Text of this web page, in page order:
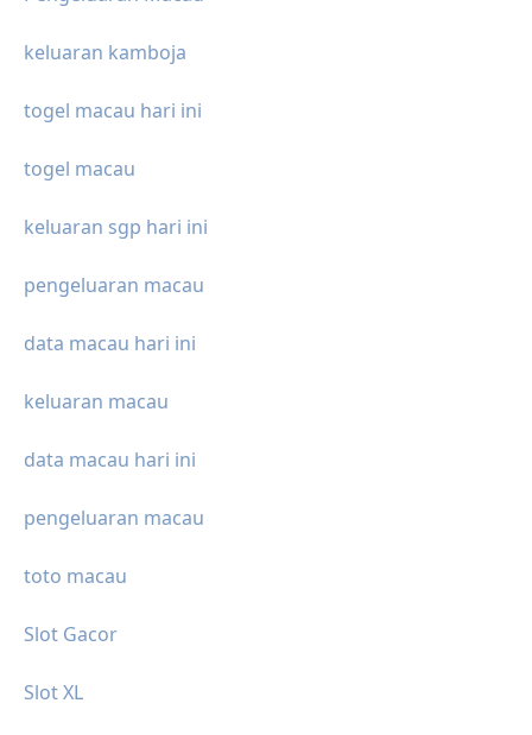
keluaran kamboja
togel macau hari ini
togel macau
keluaran sgp hari ini
pengeluaran macau
data macau hari ini
keluaran macau
data macau hari ini
pengeluaran macau
toto macau
Slot Gacor
Slot XL